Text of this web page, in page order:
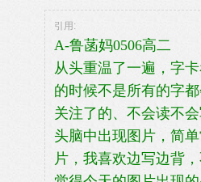
引用:
A-鲁菡妈0506高二
从头重温了一遍，字
的时候不是所有的字
关注了的、不会读不
头脑中出现图片，简
片，我喜欢边写边背